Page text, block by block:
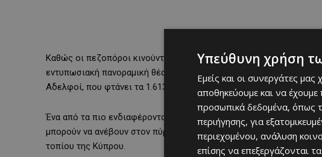
Καθώς οι πεζοπόροι κινούνται στη ράχη του βουνού, σε υψόμετρο
εντυπωσιακή πανοραμική θέα προς όλες τις κατευθύνσεις. Η
Αδελφοί, που φτάνει τα 1.613 μέτρα.
Ένα από τα πιο ενδιαφέροντα σημεία της διαδρομής είναι το
μπορούν να ανέβουν στον πύργο και να απολαύσουν μια
τοπίου της Κύπρου.
Υπεύθυνη χρήση
Εμείς και οι συνεργάτες
αποθηκεύουμε και να
προσωπικά δεδομένα, όπως
περιήγησης, για
περιεχομένου, ανάλυση
επίσης να επεξεργάζονται